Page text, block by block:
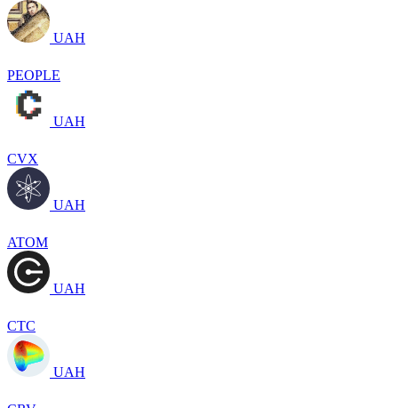
UAH
PEOPLE
UAH
CVX
UAH
ATOM
UAH
CTC
UAH